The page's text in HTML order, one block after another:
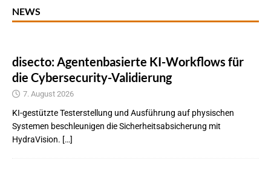
NEWS
disecto: Agentenbasierte KI-Workflows für
die Cybersecurity-Validierung
7. August 2026
KI-gestützte Testerstellung und Ausführung auf physischen
Systemen beschleunigen die Sicherheitsabsicherung mit
HydraVision. […]